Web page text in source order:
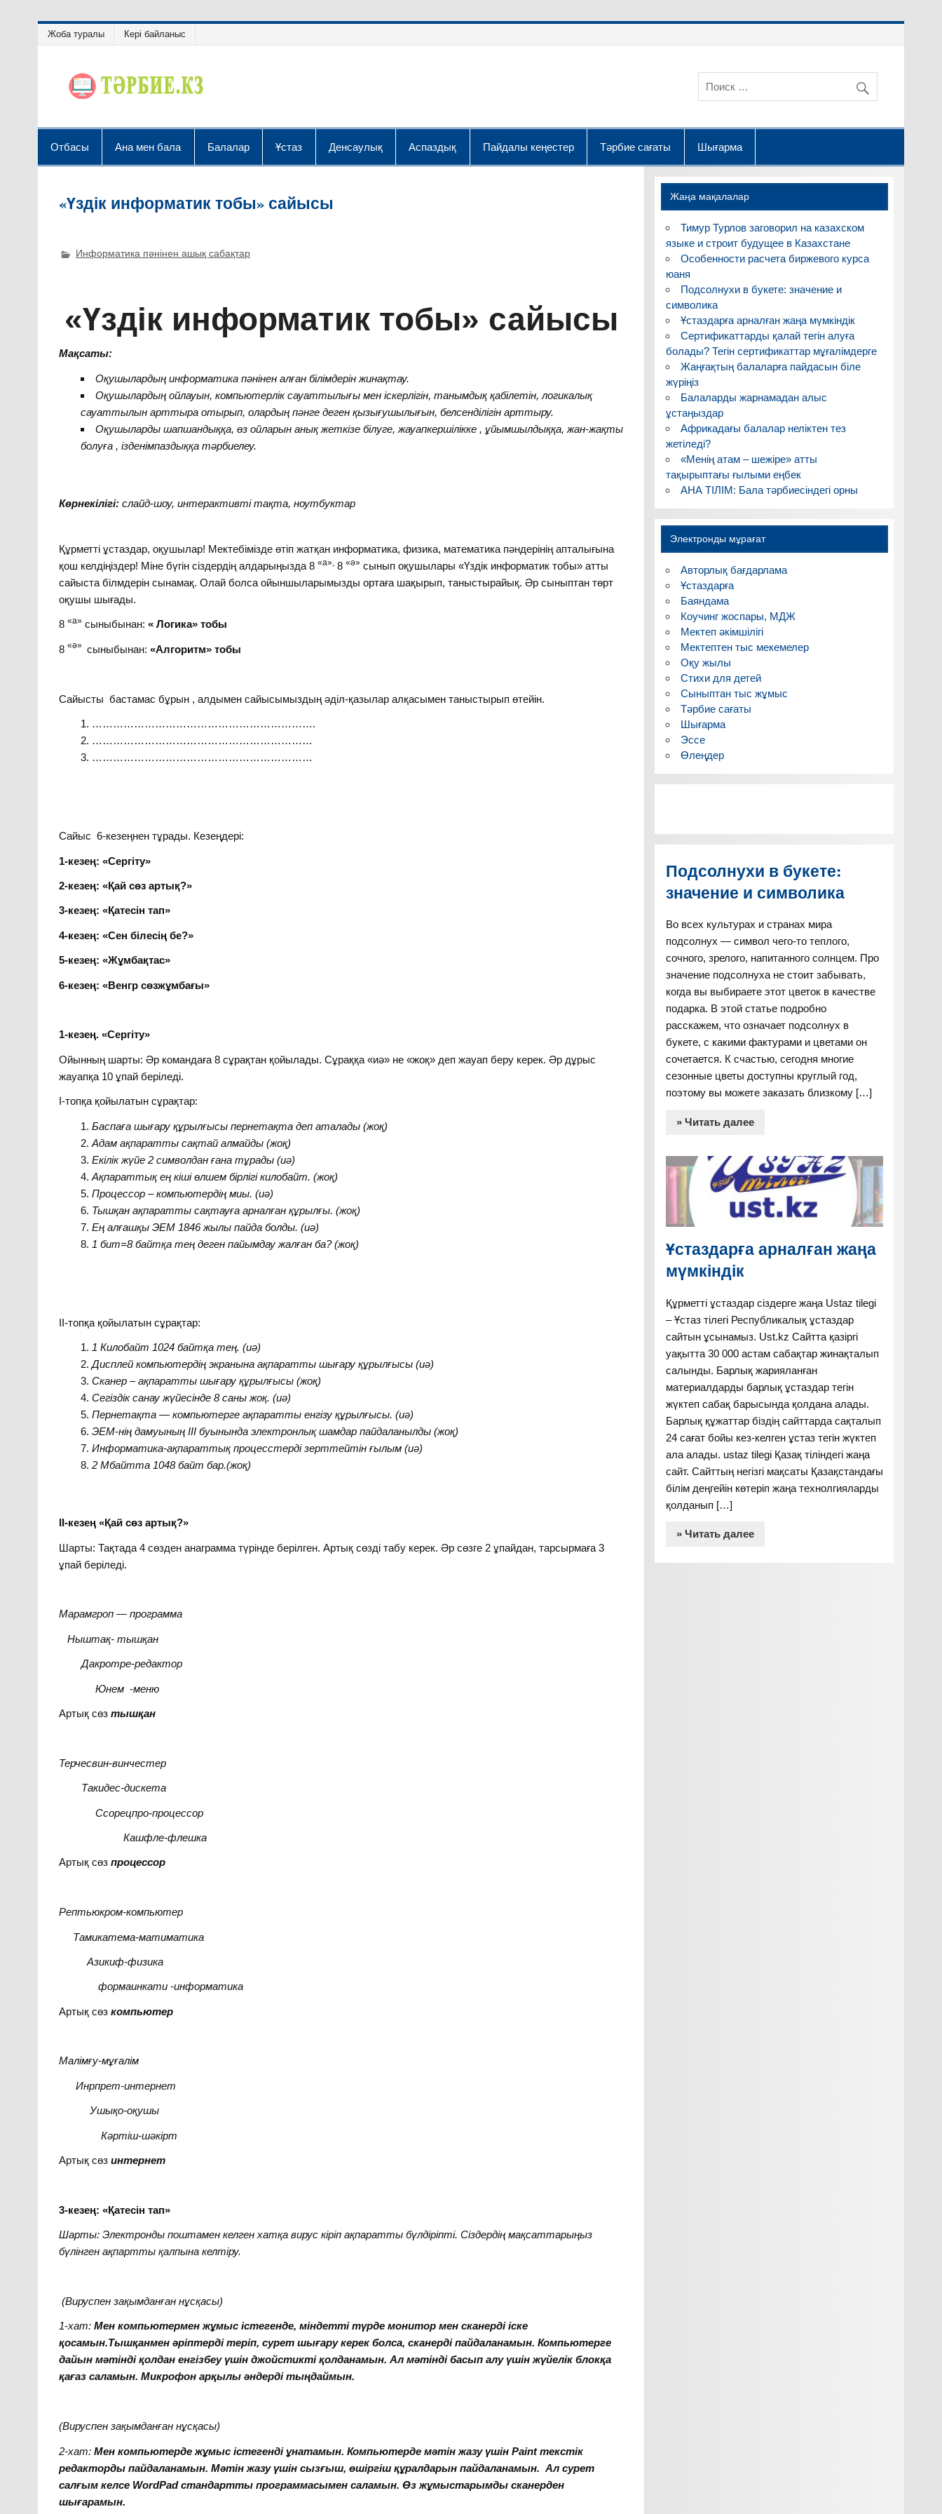
Жоба туралы Кері байланыс
Отбасы Ана мен бала Балалар Ұстаз Денсаулық Аспаздық Пайдалы кеңестер Тәрбие сағаты Шығарма
«Үздік информатик тобы» сайысы
Информатика пәнінен ашық сабақтар
«Үздік информатик тобы» сайысы
Мақсаты:
Оқушылардың информатика пәнінен алған білімдерін жинақтау.
Оқушылардың ойлауын, компьютерлік сауаттылығы мен іскерлігін, танымдық қабілетін, логикалық
сауаттылын арттыра отырып, олардың пәнге деген қызығушылығын, белсенділігін арттыру.
Оқушыларды шапшандыққа, өз ойларын анық жеткізе білуге, жауапкершілікке , ұйымшылдыққа, жан-жақты
болуға , ізденімпаздыққа тәрбиелеу.
Көрнекілігі:слайд-шоу, интерактивті тақта, ноутбуктар
Құрметті ұстаздар, оқушылар! Мектебімізде өтіп жатқан информатика, физика, математика пәндерінің апталығына
қош келдіңіздер! Міне бүгін сіздердің алдарыңызда 8«а», 8«ә» сынып оқушылары «Үздік информатик тобы» атты
сайыста білмдерін сынамақ. Олай болса ойыншыларымызды ортаға шақырып, таныстырайық. Әр сыныптан төрт
оқушы шығады.
8«а» сыныбынан:« Логика» тобы
8«ә» сыныбынан:«Алгоритм» тобы
Сайысты бастамас бұрын , алдымен сайысымыздың әділ-қазылар алқасымен таныстырып өтейін.
……………………………………………………….
………………………………………………………
………………………………………………………
Сайыс 6-кезеңнен тұрады. Кезеңдері:
1-кезең: «Сергіту»
2-кезең: «Қай сөз артық?»
3-кезең: «Қатесін тап»
4-кезең: «Сен білесің бе?»
5-кезең: «Жұмбақтас»
6-кезең: «Венгр сөзжұмбағы»
1-кезең. «Сергіту»
Ойынның шарты: Әр командаға 8 сұрақтан қойылады. Сұраққа «иә» не «жоқ» деп жауап беру керек. Әр дұрыс
жауапқа 10 ұпай беріледі.
І-топқа қойылатын сұрақтар:
Баспаға шығару құрылғысы пернетақта деп аталады (жоқ)
Адам ақпаратты сақтай алмайды (жоқ)
Екілік жүйе 2 символдан ғана тұрады (иә)
Ақпараттық ең кіші өлшем бірлігі килобайт. (жоқ)
Процессор – компьютердің миы. (иә)
Тышқан ақпаратты сақтауға арналған құрылғы. (жоқ)
Ең алғашқы ЭЕМ 1846 жылы пайда болды. (иә)
1 бит=8 байтқа тең деген пайымдау жалған ба? (жоқ)
ІІ-топқа қойылатын сұрақтар:
1 Килобайт 1024 байтқа тең. (иә)
Дисплей компьютердің экранына ақпаратты шығару құрылғысы (иә)
Сканер – ақпаратты шығару құрылғысы (жоқ)
Сегіздік санау жүйесінде 8 саны жоқ. (иә)
Пернетақта — компьютерге ақпаратты енгізу құрылғысы. (иә)
ЭЕМ-нің дамуының ІІІ буынында электронлық шамдар пайдаланылды (жоқ)
Информатика-ақпараттық процесстерді зерттейтін ғылым (иә)
2 Мбайтта 1048 байт бар.(жоқ)
ІІ-кезең«Қай сөз артық?»
Шарты: Тақтада 4 сөзден анаграмма түрінде берілген. Артық сөзді табу керек. Әр сөзге 2 ұпайдан, тарсырмаға 3
ұпай беріледі.
Марамгроп — программа
Ныштақ- тышқан
Дакротре-редактор
Юнем -меню
Артық сөзтышқан
Терчесвин-винчестер
Такидес-дискета
Ссорецпро-процессор
Кашфле-флешка
Артық сөзпроцессор
Рептьюкром-компьютер
Тамикатема-матиматика
Азикиф-физика
формаинкати -информатика
Артық сөзкомпьютер
Малімғу-мұғалім
Инрпрет-интернет
Ушықо-оқушы
Кәртіш-шәкірт
Артық сөзинтернет
3-кезең: «Қатесін тап»
Шарты: Электронды поштамен келген хатқа вирус кіріп ақпаратты бүлдіріпті. Сіздердің мақсаттарыңыз
бүлінген ақпартты қалпына келтіру.
(Вируспен зақымданған нұсқасы)
1-хат:Мен компьютермен жұмыс істегенде, міндетті түрде монитор мен сканерді іске
қосамын.Тышқанмен әріптерді теріп, сурет шығару керек болса, сканерді пайдаланамын. Компьютерге
дайын мәтінді қолдан енгізбеу үшін джойстикті қолданамын. Ал мәтінді басып алу үшін жүйелік блокқа
қағаз саламын. Микрофон арқылы әндерді тыңдаймын.
(Вируспен зақымданған нұсқасы)
2-хат: Мен компьютерде жұмыс істегенді ұнатамын. Компьютерде мәтін жазу үшінPaintтекстік
редакторды пайдаланамын. Мәтін жазу үшін сызғыш, өшіргіш құралдарын пайдаланамын. Ал сурет
салғым келсе WordPad стандартты программасымен саламын. Өз жұмыстарымды сканерден
шығарамын.
Жаңа мақалалар
Тимур Турлов заговорил на казахском
языке и строит будущее в Казахстане
Особенности расчета биржевого курса
юаня
Подсолнухи в букете: значение и
символика
Ұстаздарға арналған жаңа мүмкіндік
Сертификаттарды қалай тегін алуға
болады? Тегін сертификаттар мұғалімдерге
Жаңғақтың балаларға пайдасын біле
жүріңіз
Балаларды жарнамадан алыс
ұстаңыздар
Африкадағы балалар неліктен тез
жетіледі?
«Менің атам – шежіре» атты
тақырыптағы ғылыми еңбек
АНА ТІЛІМ: Бала тәрбиесіндегі орны
Электронды мұрағат
Авторлық бағдарлама
Ұстаздарға
Баяндама
Коучинг жоспары, МДЖ
Мектеп әкімшілігі
Мектептен тыс мекемелер
Оқу жылы
Стихи для детей
Сыныптан тыс жұмыс
Тәрбие сағаты
Шығарма
Эссе
Өлеңдер
Подсолнухи в букете:
значение и символика
Во всех культурах и странах мира
подсолнух — символ чего-то теплого,
сочного, зрелого, напитанного солнцем. Про
значение подсолнуха не стоит забывать,
когда вы выбираете этот цветок в качестве
подарка. В этой статье подробно
расскажем, что означает подсолнух в
букете, с какими фактурами и цветами он
сочетается. К счастью, сегодня многие
сезонные цветы доступны круглый год,
поэтому вы можете заказать близкому […]
» Читать далее
Ұстаздарға арналған жаңа
мүмкіндік
Құрметті ұстаздар сіздерге жаңа Ustaz tilegi
– Ұстаз тілегі Республикалық ұстаздар
сайтын ұсынамыз. Ust.kz Сайтта қазіргі
уақытта 30 000 астам сабақтар жинақталып
салынды. Барлық жарияланған
материалдарды барлық ұстаздар тегін
жүктеп сабақ барысында қолдана алады.
Барлық құжаттар біздің сайттарда сақталып
24 сағат бойы кез-келген ұстаз тегін жүктеп
ала алады. ustaz tilegi Қазақ тіліндегі жаңа
сайт. Сайттың негізгі мақсаты Қазақстандағы
білім деңгейін көтеріп жаңа технолгияларды
қолданып […]
» Читать далее